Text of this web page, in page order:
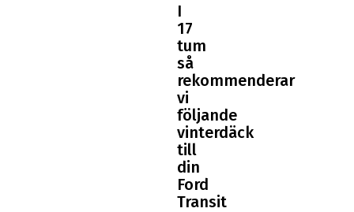
I
17
tum
så
rekommenderar
vi
följande
vinterdäck
till
din
Ford
Transit